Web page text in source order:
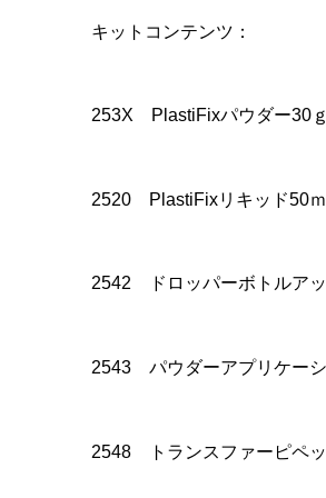
キットコンテンツ：
253X PlastiFixパウダー
2520 PlastiFixリキッド50
2542 ドロッパーボトル
2543 パウダーアプリケ
2548 トランスファー